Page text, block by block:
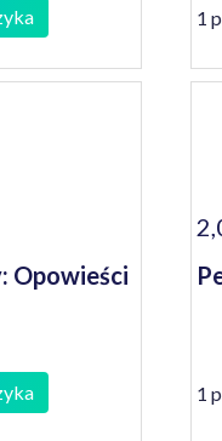
1
Opowieści
1